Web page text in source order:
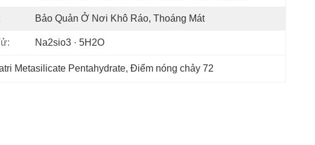
Bảo Quản Ở Nơi Khô Ráo, Thoáng Mát
Na2sio3 · 5H2O
Metasilicate Pentahydrate, Điểm nóng chảy 72